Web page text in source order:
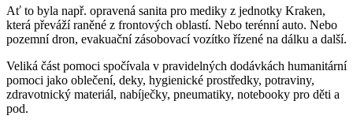
Ať to byla např. opravená sanita pro mediky z jednotky Kraken,
která převáží raněné z frontových oblastí. Nebo terénní auto. Nebo
pozemní dron, evakuační zásobovací vozítko řízené na dálku a další.
Veliká část pomoci spočívala v pravidelných dodávkách humanitární
pomoci jako oblečení, deky, hygienické prostředky, potraviny,
zdravotnický materiál, nabíječky, pneumatiky, notebooky pro děti a
pod.